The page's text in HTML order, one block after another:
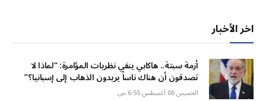
اخر الأخبار
أزمة سبتة.. هاكابي ينفي نظريات المؤامرة: “لماذا لا
تصدقون أن هناك ناساً يريدون الذهاب إلى إسبانيا؟”
الخميس 06 أغسطس 6:55 ص